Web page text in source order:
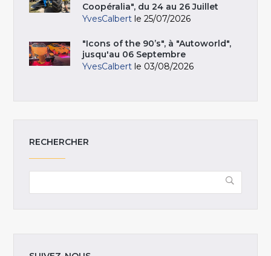
Coopéralia", du 24 au 26 Juillet
YvesCalbert le 25/07/2026
"Icons of the 90’s", à "Autoworld",
jusqu'au 06 Septembre
YvesCalbert le 03/08/2026
RECHERCHER